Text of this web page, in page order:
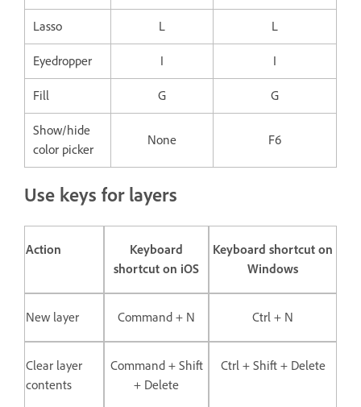
Lasso L L
Eyedropper I I
Fill G G
Show/hide
color picker
None F6
Use keys for layers
Action
Keyboard
shortcut on iOS
Keyboard shortcut on
Windows
New layer Command + N Ctrl + N
Clear layer
contents
Command + Shift
+ Delete
Ctrl + Shift + Delete